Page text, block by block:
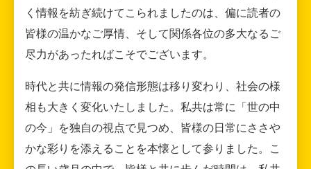
く情報を紡ぎ続けてこられましたのは、偏に読者の
皆様の温かなご厚情、そして関係各位の多大なるご
尽力があったればこそでございます。
時代と共に情報の発信形態は移り変わり、社会の様
相も大きく変化いたしました。私共は常に「世の中
の今」を独自の視点で見つめ、皆様の日常にささや
かな彩りを添えることを本懐として参りました。こ